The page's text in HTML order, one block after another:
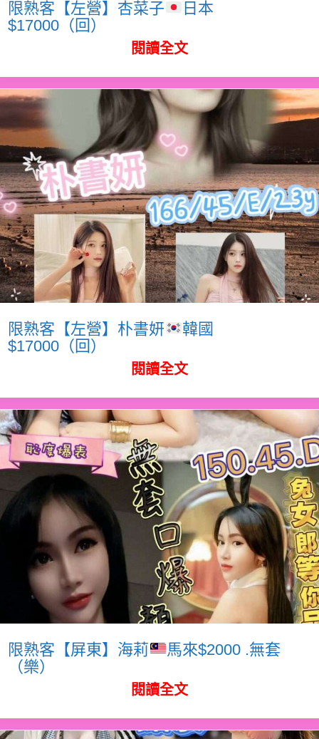
限熟客【左營】杏菜子
日本
$17000（回）
閱讀全文
限熟客【左營】朴書妍
韓國
$17000（回）
閱讀全文
限熟客【屏東】海莉
馬來$2000 .無套
（樂）
閱讀全文